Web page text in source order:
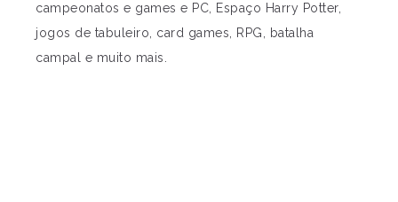
campeonatos e games e PC, Espaço Harry Potter,
jogos de tabuleiro, card games, RPG, batalha
campal e muito mais.